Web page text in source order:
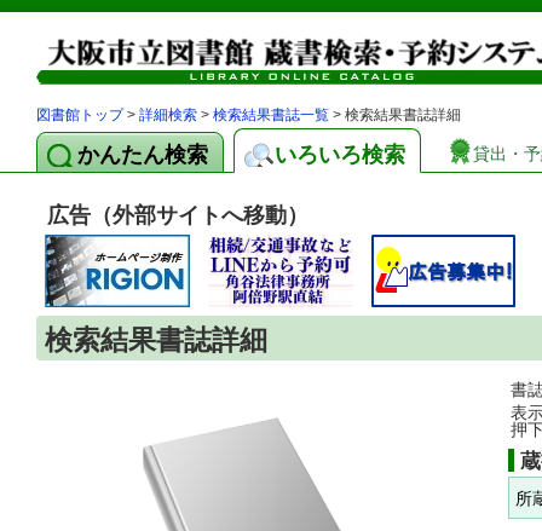
図書館トップ> 詳細検索 > 検索結果書誌一覧 > 検索結果書誌詳細
かんたん検索 いろいろ検索 貸出・
広告（外部サイトへ移動）
検索結果書誌詳細
書
表
押
所